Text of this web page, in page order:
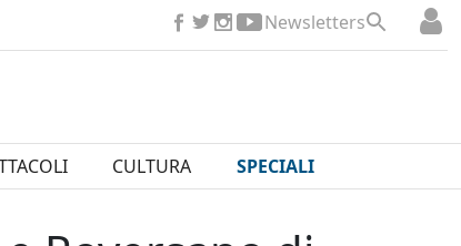
Newsletters
CULTURA SPECIALI